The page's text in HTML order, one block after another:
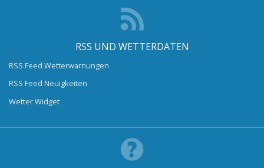
RSS UND WETTERDATEN
RSS Feed Wetterwarnungen
RSS Feed Neuigkeiten
Wetter Widget